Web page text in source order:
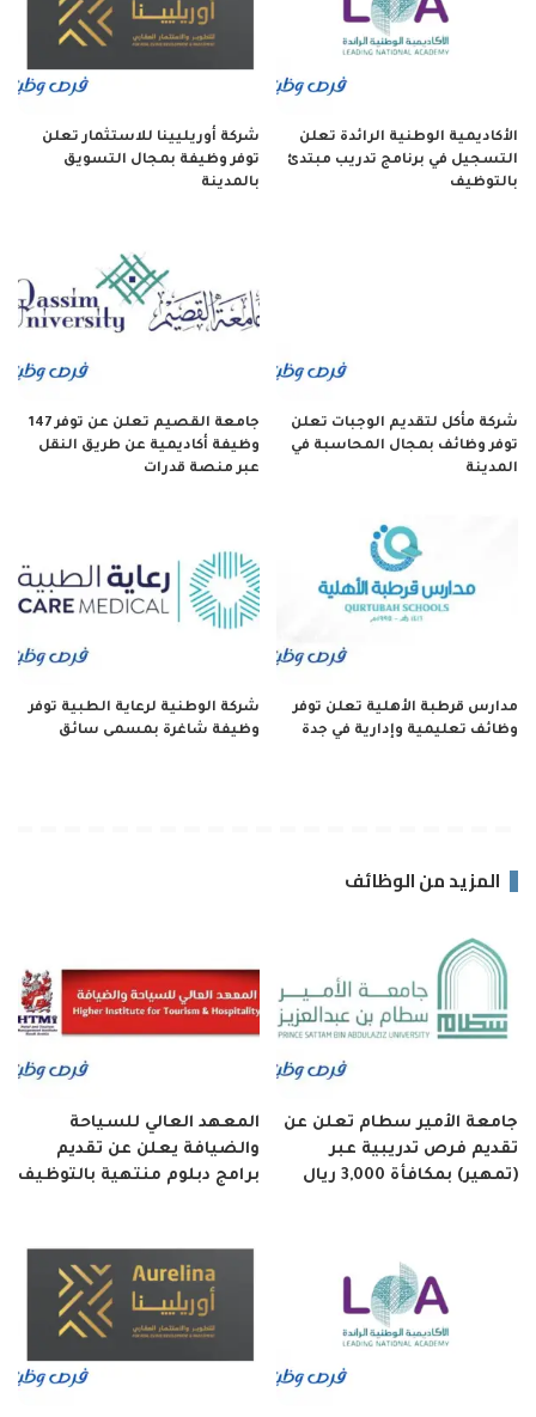
الأكاديمية الوطنية الرائدة تعلن
التسجيل في برنامج تدريب مبتدئ
بالتوظيف
شركة أوريليينا للاستثمار تعلن
توفر وظيفة بمجال التسويق
بالمدينة
شركة مأكل لتقديم الوجبات تعلن
توفر وظائف بمجال المحاسبة في
المدينة
جامعة القصيم تعلن عن توفر 147
وظيفة أكاديمية عن طريق النقل
عبر منصة قدرات
مدارس قرطبة الأهلية تعلن توفر
وظائف تعليمية وإدارية في جدة
شركة الوطنية لرعاية الطبية توفر
وظيفة شاغرة بمسمى سائق
المزيد من الوظائف
جامعة الأمير سطام تعلن عن
تقديم فرص تدريبية عبر
(تمهير) بمكافأة 3,000 ريال
المعهد العالي للسياحة
والضيافة يعلن عن تقديم
برامج دبلوم منتهية بالتوظيف